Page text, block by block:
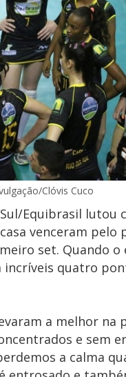
Clóvis Cuco
Equibrasil
venceram pelo
set. Quando
quatro
a melhor
e sem
a calma